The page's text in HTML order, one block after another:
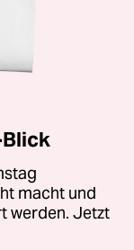
macht und
werden. Jetzt